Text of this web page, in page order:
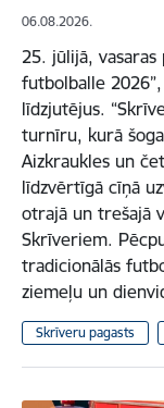
06.08.2026.
25. jūlijā,
futbolballe
līdzjutējus.
turnīru, kurā
Aizkraukles un
līdzvērtīgā cīņā
otrajā un trešajā
Skrīveriem.
tradicionālās
ziemeļu un
Skrīveru pagasts